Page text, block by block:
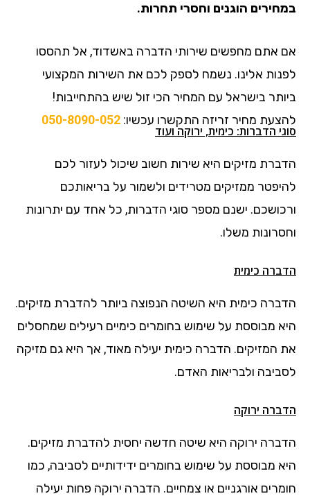
במחירים הוגנים וחסרי תחרות.
אם אתם מחפשים שירותי הדברה באשדוד, אל תהססו
לפנות אלינו. נשמח לספק לכם את השירות המקצועי
ביותר בישראל עם המחיר הכי זול שיש בהתחייבות!
להצעת מחיר זריזה התקשרו עכשיו: 050-8090-052
סוגי הדברות: כימית, ירוקה ועוד
הדברת מזיקים היא שירות חשוב שיכול לעזור לכם
להיפטר ממזיקים מטרידים ולשמור על בריאותכם
ורכושכם. ישנם מספר סוגי הדברות, כל אחד עם יתרונות
וחסרונות משלו.
הדברה כימית
הדברה כימית היא השיטה הנפוצה ביותר להדברת מזיקים.
היא מבוססת על שימוש בחומרים כימיים רעילים שמחסלים
את המזיקים. הדברה כימית יעילה מאוד, אך היא גם מזיקה
לסביבה ולבריאות האדם.
הדברה ירוקה
הדברה ירוקה היא שיטה חדשה יחסית להדברת מזיקים.
היא מבוססת על שימוש בחומרים ידידותיים לסביבה, כמו
חומרים אורגניים או צמחיים. הדברה ירוקה פחות יעילה